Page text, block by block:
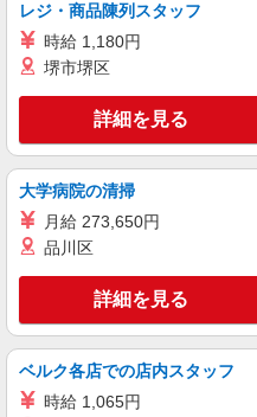
レジ・商品陳列スタッフ
時給 1,180円
堺市堺区
詳細を見る
大学病院の清掃
月給 273,650円
品川区
詳細を見る
ベルク各店での店内スタッフ
時給 1,065円